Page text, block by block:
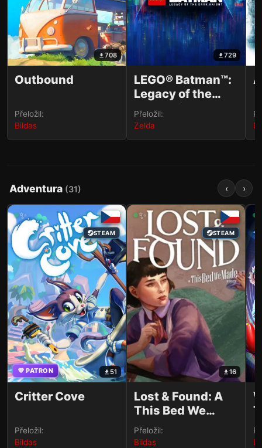
708
Outbound
Přeložil:
Bildas
729
LEGO® Batman™:
Legacy of the
Dark Knight
Přeložil:
Zelda
Adventura (31) ‹ ›
✨
STEAM
💜 PATRON 51
Critter Cove
Přeložil:
Bildas
✨
STEAM
16
Lost & Found: A
This Bed We
Made Story
Přeložil:
Bildas